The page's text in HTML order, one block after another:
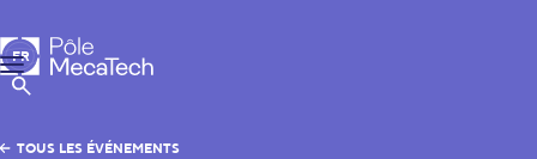
Pôle MecaTech
Menu
Afficher la Recherche
FR
EN
TOUS LES ÉVÉNEMENTS